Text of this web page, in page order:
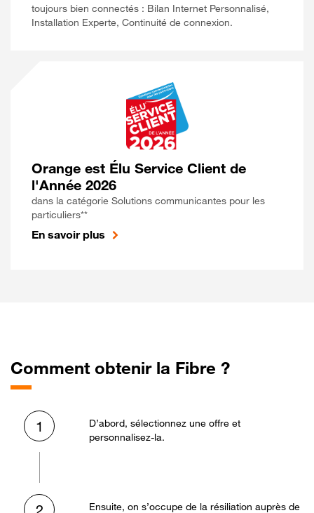
toujours bien connectés : Bilan Internet Personnalisé,
Installation Experte, Continuité de connexion.
Orange est Élu Service Client de
l'Année 2026
dans la catégorie Solutions communicantes pour les
particuliers**
En savoir plus
Comment obtenir la Fibre ?
1
D’abord, sélectionnez une offre et
personnalisez-la.
Ensuite, on s’occupe de la résiliation auprès de